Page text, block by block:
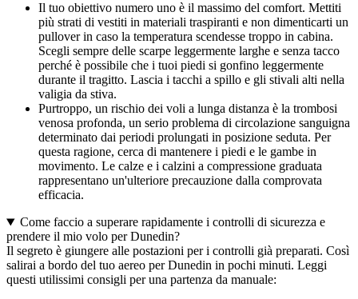
Il tuo obiettivo numero uno è il massimo del comfort. Mettiti
più strati di vestiti in materiali traspiranti e non dimenticarti un
pullover in caso la temperatura scendesse troppo in cabina.
Scegli sempre delle scarpe leggermente larghe e senza tacco
perché è possibile che i tuoi piedi si gonfino leggermente
durante il tragitto. Lascia i tacchi a spillo e gli stivali alti nella
valigia da stiva.
Purtroppo, un rischio dei voli a lunga distanza è la trombosi
venosa profonda, un serio problema di circolazione sanguigna
determinato dai periodi prolungati in posizione seduta. Per
questa ragione, cerca di mantenere i piedi e le gambe in
movimento. Le calze e i calzini a compressione graduata
rappresentano un'ulteriore precauzione dalla comprovata
efficacia.
Come faccio a superare rapidamente i controlli di sicurezza e
prendere il mio volo per Dunedin?
Il segreto è giungere alle postazioni per i controlli già preparati. Così
salirai a bordo del tuo aereo per Dunedin in pochi minuti. Leggi
questi utilissimi consigli per una partenza da manuale: